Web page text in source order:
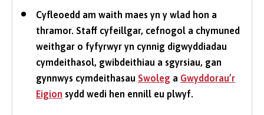
Cyfleoedd am waith maes yn y wlad hon a
thramor. Staff cyfeillgar, cefnogol a chymuned
weithgar o fyfyrwyr yn cynnig digwyddiadau
cymdeithasol, gwibdeithiau a sgyrsiau, gan
gynnwys cymdeithasau Swoleg a Gwyddorau’r
Eigion sydd wedi hen ennill eu plwyf.